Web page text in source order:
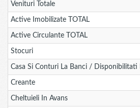
Venituri Totale
Active Imobilizate TOTAL
Active Circulante TOTAL
Stocuri
Casa Si Conturi La Banci / Disponibilitati
Creante
Cheltuieli In Avans